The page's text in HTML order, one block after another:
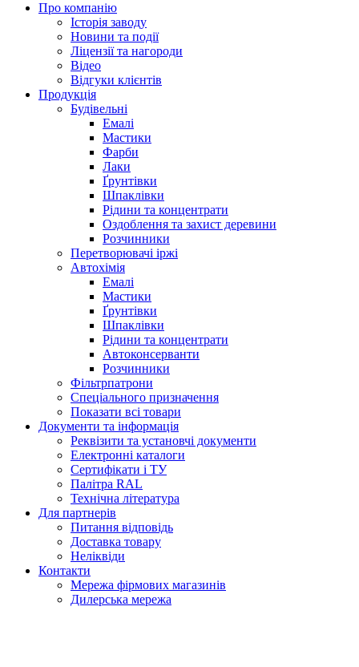
Про компанію
Історія заводу
Новини та події
Ліцензії та нагороди
Відео
Відгуки клієнтів
Продукція
Будівельні
Емалі
Мастики
Фарби
Лаки
Ґрунтівки
Шпаклівки
Рідини та концентрати
Оздоблення та захист деревини
Розчинники
Перетворювачі іржі
Автохімія
Емалі
Мастики
Ґрунтівки
Шпаклівки
Рідини та концентрати
Автоконсерванти
Розчинники
Фільтрпатрони
Спеціального призначення
Показати всі товари
Документи та інформація
Реквізити та установчі документи
Електронні каталоги
Сертифікати і ТУ
Палітра RAL
Технічна література
Для партнерів
Питання відповідь
Доставка товару
Неліквіди
Контакти
Мережа фірмових магазинів
Дилерська мережа